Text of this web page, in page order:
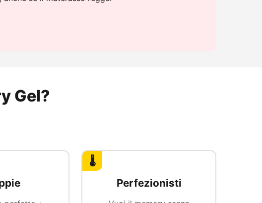
Gel?
🌡️
Perfezionisti